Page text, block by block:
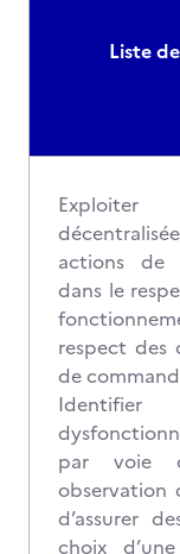
Liste
actions de
dans le
respect des
de
par voie
observation
d’assurer
choix